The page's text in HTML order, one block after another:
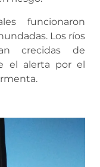
funcionaron
Los ríos
crecidas de
el alerta por el